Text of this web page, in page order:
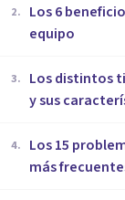
2.
​Los 6
equipo
3.
​Los distintos
y sus
4.
​Los 15
más